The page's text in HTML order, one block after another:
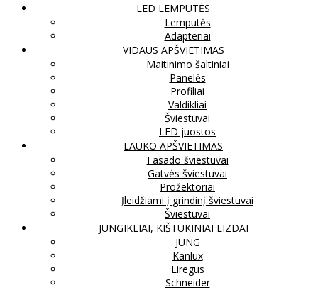
LED LEMPUTĖS
Lemputės
Adapteriai
VIDAUS APŠVIETIMAS
Maitinimo šaltiniai
Panelės
Profiliai
Valdikliai
Šviestuvai
LED juostos
LAUKO APŠVIETIMAS
Fasado šviestuvai
Gatvės šviestuvai
Prožektoriai
Įleidžiami į grindinį šviestuvai
Šviestuvai
JUNGIKLIAI, KIŠTUKINIAI LIZDAI
JUNG
Kanlux
Liregus
Schneider